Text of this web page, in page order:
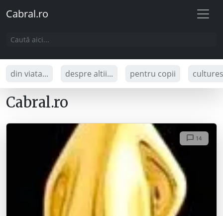
Cabral.ro
din viata... despre altii... pentru copii
Cabral.ro
14